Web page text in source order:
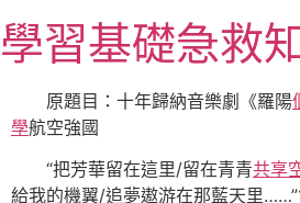
至
主
內
學習基礎急救
原題目：十年歸納音樂劇《羅陽
學航空強國
“把芳華留在這里/留在青青共享
給我的機翼/追夢遨游在那藍天里